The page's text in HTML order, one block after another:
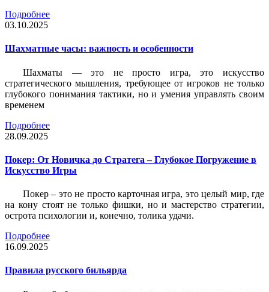
Подробнее
03.10.2025
Шахматные часы: важность и особенности
Шахматы — это не просто игра, это искусство
стратегического мышления, требующее от игроков не только
глубокого понимания тактики, но и умения управлять своим
временем
Подробнее
28.09.2025
Покер: От Новичка до Стратега – Глубокое Погружение в
Искусство Игры
Покер – это не просто карточная игра, это целый мир, где
на кону стоят не только фишки, но и мастерство стратегии,
острота психологии и, конечно, толика удачи.
Подробнее
16.09.2025
Правила русского бильярда